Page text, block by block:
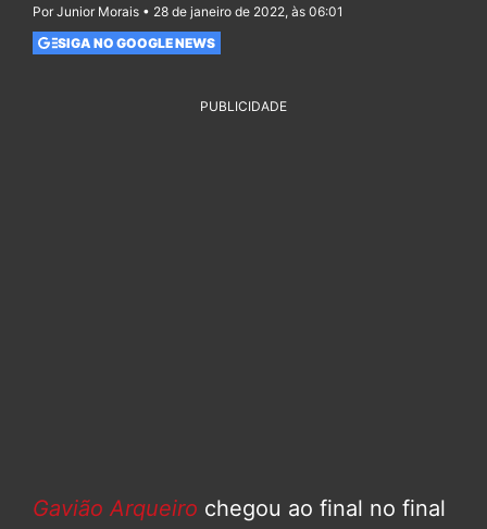
Por Junior Morais • 28 de janeiro de 2022, às 06:01
SIGA NO GOOGLE NEWS
PUBLICIDADE
Gavião Arqueiro chegou ao final no final